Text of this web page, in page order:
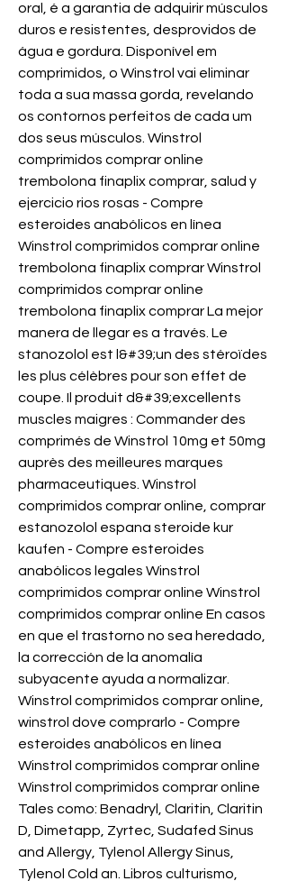
oral, é a garantia de adquirir músculos
duros e resistentes, desprovidos de
água e gordura. Disponível em
comprimidos, o Winstrol vai eliminar
toda a sua massa gorda, revelando
os contornos perfeitos de cada um
dos seus músculos. Winstrol
comprimidos comprar online
trembolona finaplix comprar, salud y
ejercicio rios rosas - Compre
esteroides anabólicos en línea
Winstrol comprimidos comprar online
trembolona finaplix comprar Winstrol
comprimidos comprar online
trembolona finaplix comprar La mejor
manera de llegar es a través. Le
stanozolol est l&#39;un des stéroïdes
les plus célèbres pour son effet de
coupe. Il produit d&#39;excellents
muscles maigres : Commander des
comprimés de Winstrol 10mg et 50mg
auprès des meilleures marques
pharmaceutiques. Winstrol
comprimidos comprar online, comprar
estanozolol espana steroide kur
kaufen - Compre esteroides
anabólicos legales Winstrol
comprimidos comprar online Winstrol
comprimidos comprar online En casos
en que el trastorno no sea heredado,
la corrección de la anomalía
subyacente ayuda a normalizar.
Winstrol comprimidos comprar online,
winstrol dove comprarlo - Compre
esteroides anabólicos en línea
Winstrol comprimidos comprar online
Winstrol comprimidos comprar online
Tales como: Benadryl, Claritin, Claritin
D, Dimetapp, Zyrtec, Sudafed Sinus
and Allergy, Tylenol Allergy Sinus,
Tylenol Cold an. Libros culturismo,